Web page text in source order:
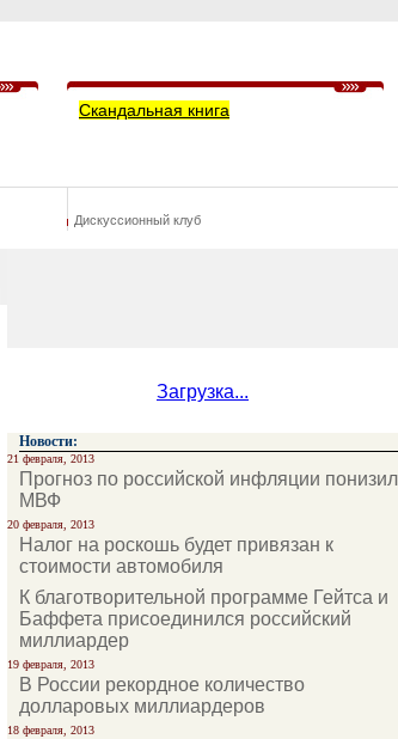
Скандальная книга
Дискуссионный клуб
Загрузка...
Новости:
21 февраля, 2013
Прогноз по российской инфляции понизил
МВФ
20 февраля, 2013
Налог на роскошь будет привязан к
стоимости автомобиля
К благотворительной программе Гейтса и
Баффета присоединился российский
миллиардер
19 февраля, 2013
В России рекордное количество
долларовых миллиардеров
18 февраля, 2013